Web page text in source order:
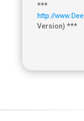
***
http://
Version) ***